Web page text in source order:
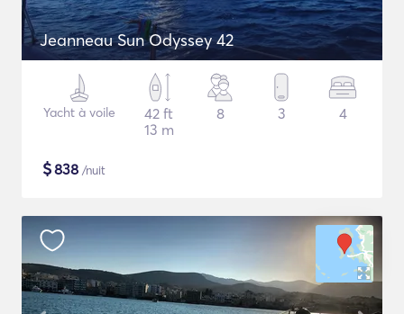
Jeanneau Sun Odyssey 42
Yacht à voile
42 ft
13 m
8 3 4
$838 /nuit